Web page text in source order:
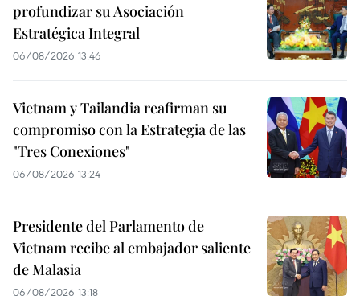
profundizar su Asociación
Estratégica Integral
06/08/2026 13:46
Vietnam y Tailandia reafirman su
compromiso con la Estrategia de las
"Tres Conexiones"
06/08/2026 13:24
Presidente del Parlamento de
Vietnam recibe al embajador saliente
de Malasia
06/08/2026 13:18